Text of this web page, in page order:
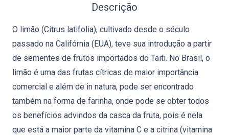
Descrição
O limão (Citrus latifolia), cultivado desde o século
passado na Califórnia (EUA), teve sua introdução a partir
de sementes de frutos importados do Taiti. No Brasil, o
limão é uma das frutas cítricas de maior importância
comercial e além de in natura, pode ser encontrado
também na forma de farinha, onde pode se obter todos
os benefícios advindos da casca da fruta, pois é nela
que está a maior parte da vitamina C e a citrina (vitamina